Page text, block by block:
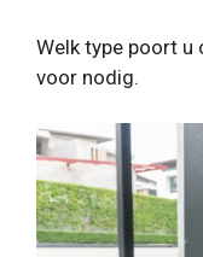
Welk type poort
voor nodig.